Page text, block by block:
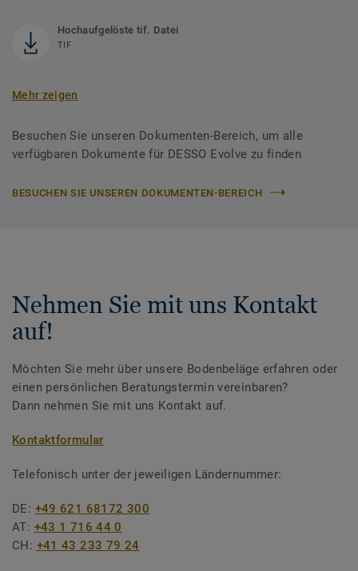
Hochaufgelöste tif. Datei
TIF
Mehr zeigen
Besuchen Sie unseren Dokumenten-Bereich, um alle
verfügbaren Dokumente für DESSO Evolve zu finden
BESUCHEN SIE UNSEREN DOKUMENTEN-BEREICH
Nehmen Sie mit uns Kontakt
auf!
Möchten Sie mehr über unsere Bodenbeläge erfahren oder
einen persönlichen Beratungstermin vereinbaren?
Dann nehmen Sie mit uns Kontakt auf.
Kontaktformular
Telefonisch unter der jeweiligen Ländernummer:
DE: +49 621 68172 300
AT: +43 1 716 44 0
CH: +41 43 233 79 24